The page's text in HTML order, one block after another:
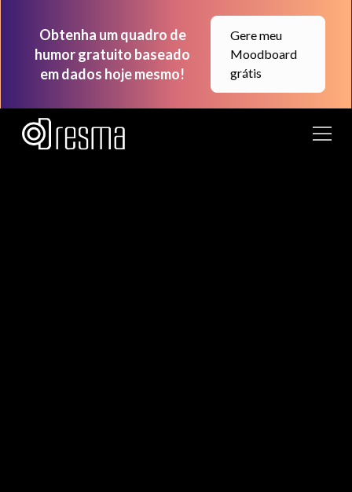
Obtenha um quadro de
humor gratuito baseado
em dados hoje mesmo!
Gere meu
Moodboard
grátis